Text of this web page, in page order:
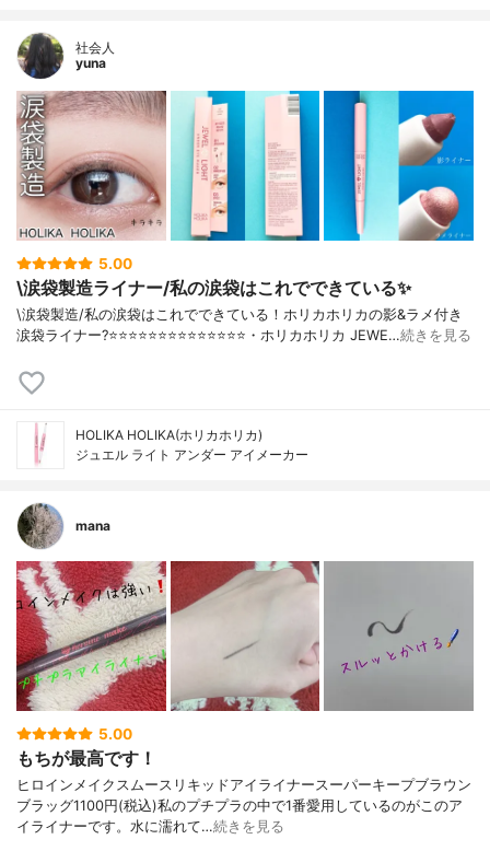
社会人
yuna
5.00
\涙袋製造ライナー/私の涙袋はこれでできている✨
\涙袋製造/私の涙袋はこれでできている！ホリカホリカの影&ラメ付き
涙袋ライナー?⭐️⭐️⭐️⭐️⭐️⭐️⭐️⭐️⭐️⭐️⭐️⭐️⭐️⭐️・ホリカホリカ JEWE…続きを見る
HOLIKA HOLIKA(ホリカホリカ)
ジュエル ライト アンダー アイメーカー
mana
5.00
もちが最高です！
ヒロインメイクスムースリキッドアイライナースーパーキープブラウン
ブラッグ1100円(税込)私のプチプラの中で1番愛用しているのがこのア
イライナーです。水に濡れて…続きを見る